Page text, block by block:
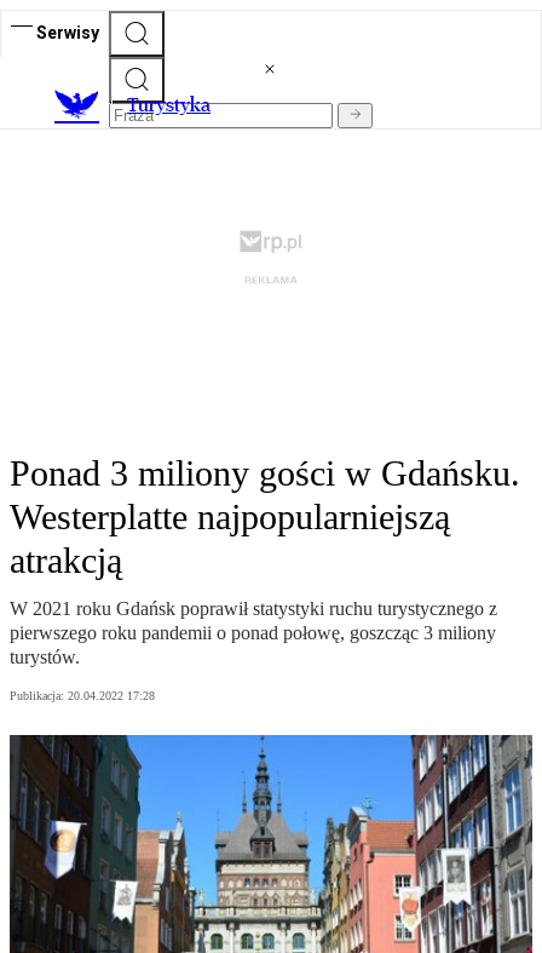
Serwisy
Turystyka
Ponad 3 miliony gości w Gdańsku.
Westerplatte najpopularniejszą
atrakcją
W 2021 roku Gdańsk poprawił statystyki ruchu turystycznego z
pierwszego roku pandemii o ponad połowę, goszcząc 3 miliony
turystów.
Publikacja: 20.04.2022 17:28